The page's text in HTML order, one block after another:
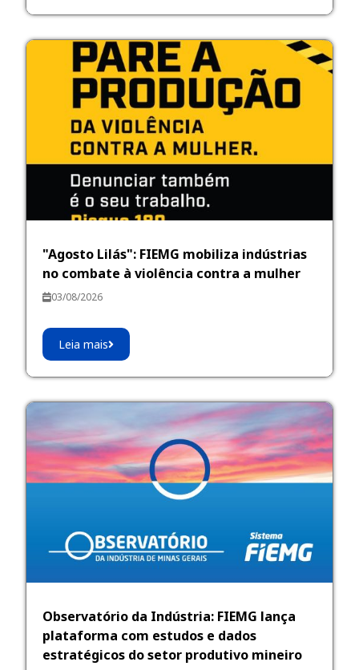
"Agosto Lilás": FIEMG mobiliza indústrias
no combate à violência contra a mulher
03/08/2026
Leia mais
Observatório da Indústria: FIEMG lança
plataforma com estudos e dados
estratégicos do setor produtivo mineiro